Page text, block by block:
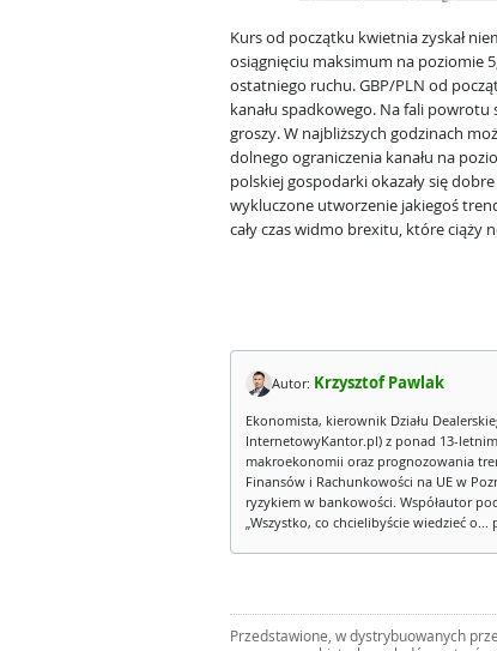
Kurs od początku kwietnia zyskał
osiągnięciu maksimum na poziomie
ostatniego ruchu. GBP/PLN od
kanału spadkowego. Na fali
groszy. W najbliższych godzinach
dolnego ograniczenia kanału na
polskiej gospodarki okazały się
wykluczone utworzenie jakiegoś
cały czas widmo brexitu, które
Autor: Krzysztof Pawlak
Ekonomista, kierownik Działu
InternetowyKantor.pl) z ponad 13-
makroekonomii oraz prognozowania
Finansów i Rachunkowości na UE w
ryzykiem w bankowości. Współautor
„Wszystko, co chcielibyście wiedzieć o...
Przedstawione, w dystrybuowanych